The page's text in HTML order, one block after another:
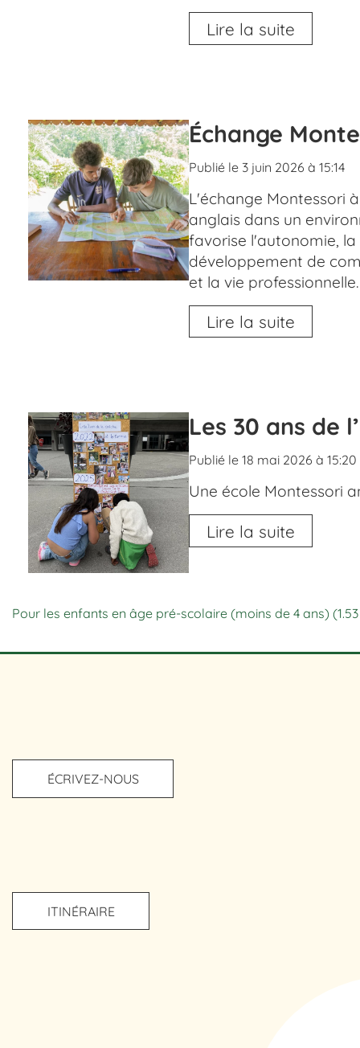
Lire la suite
Échange
Publié le 3 juin 2026 à 15:14
L'échange Montessori
anglais dans un
favorise l'autonomie,
développement de
et la vie professionnelle.
Lire la suite
Les 30 ans de
Publié le 18 mai 2026 à 15:20
Une école Montessori
Lire la suite
Pour les enfants en âge pré-scolaire (moins de 4 ans)
ÉCRIVEZ-NOUS
ITINÉRAIRE